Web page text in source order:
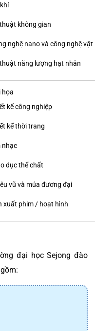
không gian
nano và công nghệ vật
năng lượng hạt nhân
công nghiệp
thời trang
thể chất
vũ và múa đương đại
phim / hoạt hình
đại học Sejong đào